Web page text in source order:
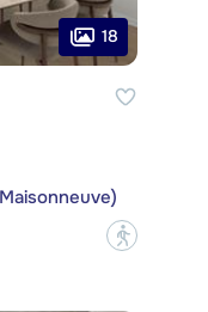
18
?